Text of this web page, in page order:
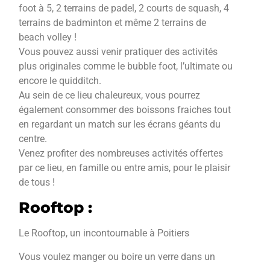
foot à 5, 2 terrains de padel, 2 courts de squash, 4
terrains de badminton et même 2 terrains de
beach volley !
Vous pouvez aussi venir pratiquer des activités
plus originales comme le bubble foot, l’ultimate ou
encore le quidditch.
Au sein de ce lieu chaleureux, vous pourrez
également consommer des boissons fraiches tout
en regardant un match sur les écrans géants du
centre.
Venez profiter des nombreuses activités offertes
par ce lieu, en famille ou entre amis, pour le plaisir
de tous !
Rooftop :
Le Rooftop, un incontournable à Poitiers
Vous voulez manger ou boire un verre dans un